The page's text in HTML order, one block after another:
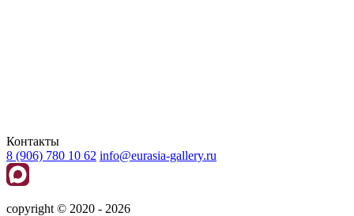
Контакты
8 (906) 780 10 62 info@eurasia-gallery.ru
сopyright © 2020 - 2026